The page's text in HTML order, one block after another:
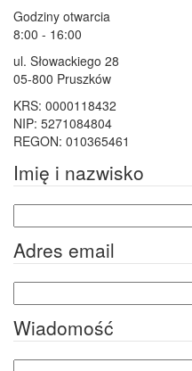
Godziny otwarcia
8:00 - 16:00
ul. Słowackiego 28
05-800 Pruszków
KRS: 0000118432
NIP: 5271084804
REGON: 010365461
Imię i nazwisko
Adres email
Wiadomość